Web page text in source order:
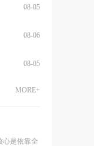
08-05
08-06
08-05
MORE+
心是依靠全